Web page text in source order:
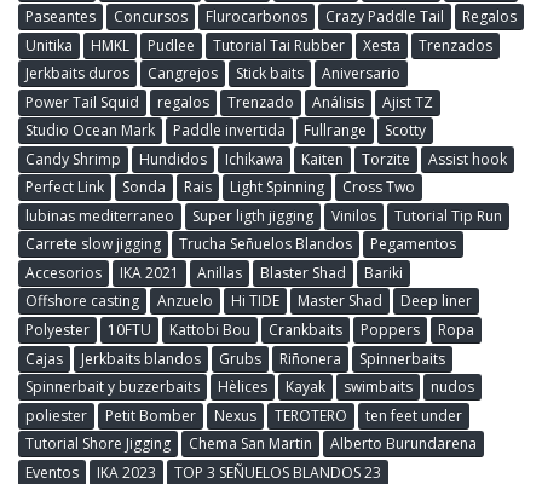
Paseantes
Concursos Flurocarbonos Crazy Paddle Tail
Regalos
Unitika
HMKL Pudlee Tutorial Tai Rubber Xesta
Trenzados
Jerkbaits duros
Cangrejos Stick baits
Aniversario
Power Tail Squid
regalos Trenzado Análisis
Ajist TZ
Studio Ocean Mark
Paddle invertida Fullrange
Scotty
Candy Shrimp
Hundidos Ichikawa Kaiten Torzite
Assist hook
Perfect Link
Sonda Rais Light Spinning
Cross Two
lubinas mediterraneo
Super ligth jigging Vinilos
Tutorial Tip Run
Carrete slow jigging
Trucha Señuelos Blandos
Pegamentos
Accesorios
IKA 2021 Anillas Blaster Shad
Bariki
Offshore casting
Anzuelo Hi TIDE Master Shad
Deep liner
Polyester
10FTU Kattobi Bou Crankbaits Poppers
Ropa
Cajas
Jerkbaits blandos Grubs Riñonera
Spinnerbaits
Spinnerbait y buzzerbaits
Hèlices Kayak swimbaits
nudos
poliester
Petit Bomber Nexus TEROTERO
ten feet under
Tutorial Shore Jigging
Chema San Martin
Alberto Burundarena
Eventos
IKA 2023
TOP 3 SEÑUELOS BLANDOS 23